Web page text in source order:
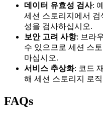
데이터 유효성 검사:
세션 스토리지에서
성을 검사하십시오.
보안 고려 사항: 브라
수 있으므로 세션 스
마십시오.
서비스 추상화: 코드
해 세션 스토리지 로
FAQs